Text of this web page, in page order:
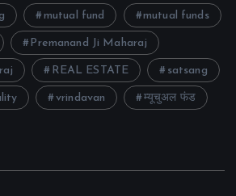
mutual fund mutual funds
Premanand Ji Maharaj
REAL ESTATE satsang
vrindavan म्यूचुअल फंड